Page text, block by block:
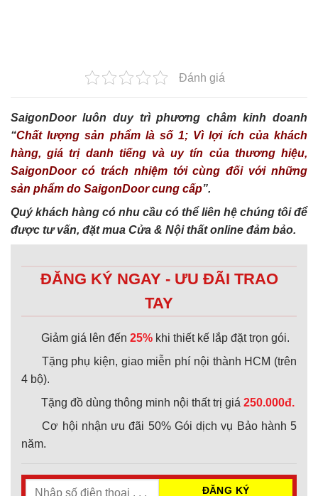
Đánh giá
SaigonDoor luôn duy trì phương châm kinh doanh
“Chất lượng sản phẩm là số 1; Vì lợi ích của khách
hàng, giá trị danh tiếng và uy tín của thương hiệu,
SaigonDoor có trách nhiệm tới cùng đối với những
sản phẩm do SaigonDoor cung cấp”.
Quý khách hàng có nhu cầu có thể liên hệ chúng tôi để
được tư vấn, đặt mua Cửa & Nội thất online đảm bảo.
ĐĂNG KÝ NGAY - ƯU ĐÃI TRAO
TAY
Giảm giá lên đến 25% khi thiết kế lắp đặt trọn gói.
Tặng phụ kiện, giao miễn phí nội thành HCM (trên
4 bộ).
Tặng đồ dùng thông minh nội thất trị giá 250.000đ.
Cơ hội nhận ưu đãi 50% Gói dịch vụ Bảo hành 5
năm.